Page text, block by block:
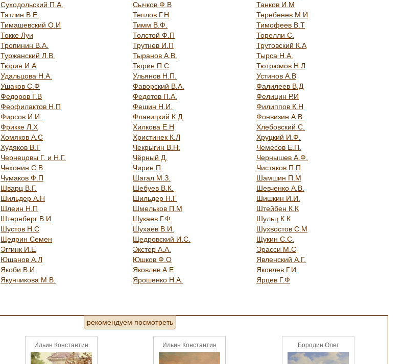
Суходольский П.А. Сычков Ф.В
Танков И.М
Татлин В.Е. Теплов Г.Н
Теребенев М.И
Тимашевский О.И Тимм В.Ф.
Тимофеев В.Т
Токке Луи Толстой Ф.П
Торелли С.
Тропинин В.А. Трутнев И.П
Трутовский К.А
Туржанский Л.В. Тыранов А.В.
Тырса Н.А.
Тюрин И.А Тюрин П.С
Тютрюмов Н.Л
Удальцова Н.А. Ульянов Н.П.
Устинов А.В
Ушаков С.Ф Фаворский В.А.
Фалилеев В.Д
Федоров Г.В Федотов П.А.
Фелицин Р.И
Феофилактов Н.П Фешин Н.И.
Филиппов К.Н
Фирсов И.И. Флавицкий К.Д.
Фонвизин А.В.
Фрикке Л.Х Хилкова Е.Н
Хлебовский С.
Хомяков А.С Христинек К.Л
Хруцкий И.Ф.
Худяков В.Г Чекрыгин В.Н.
Чемесов Е.П.
Чернецовы Г. и Н.Г. Чёрный Д.
Чернышев А.Ф.
Чехонин С.В. Чирин П.
Чистяков П.П
Чумаков Ф.П Шагал М.З.
Шамшин П.М
Шварц В.Г. Шебуев В.К.
Шевченко А.В.
Шильдер А.Н Шильдер Н.Г
Шишкин И.И.
Шлеин Н.П Шмельков П.М
Штейбен К.К
Штернберг В.И Шукаев Г.Ф
Шульц К.К
Шустов Н.С Шухаев В.И.
Шухвостов С.М
Щедрин Семен Щедровский И.С.
Щукин С.С.
Эггинк И.Е Экстер А.А.
Эрасси М.С
Юшанов А.Л Юшков Ф.О
Явленский А.Г.
Якоби В.И. Яковлев А.Е.
Яковлев Г.И
Якунчикова М.В. Ярошенко Н.А. Ярцев Г.Ф
рекомендуем посмотреть
Ильин Константин Ильин Константин Бородин Олег